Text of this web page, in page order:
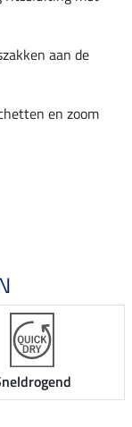
aan de
en zoom